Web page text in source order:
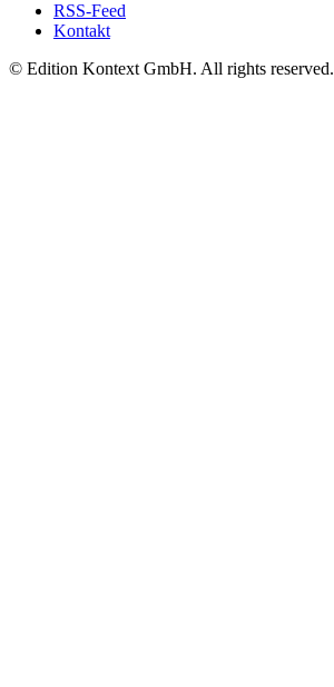
RSS-Feed
Kontakt
© Edition Kontext GmbH. All rights reserved.